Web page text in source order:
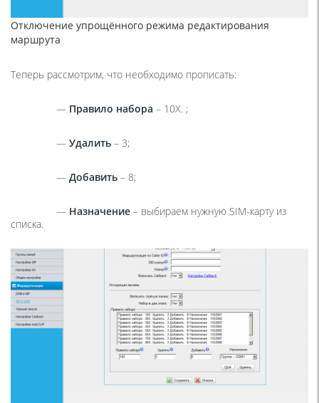
Отключение упрощённого режима редактирования
маршрута
Теперь рассмотрим, что необходимо прописать:
— Правило набора – 10X. ;
— Удалить – 3;
— Добавить – 8;
— Назначение – выбираем нужную SIM-карту из
списка.